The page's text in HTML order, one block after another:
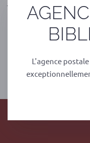
autour d’eux !
L'agence